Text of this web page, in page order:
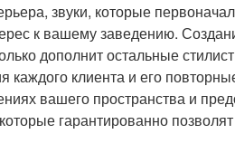
звуки, которые
к вашему заведению.
дополнит остальные
каждого клиента и его
вашего пространства и
гарантированно